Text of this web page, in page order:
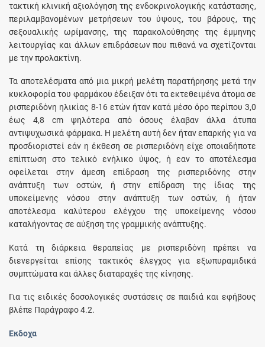
τακτική κλινική αξιολόγηση της ενδοκρινολογικής κατάστασης,
περιλαμβανομένων μετρήσεων του ύψους, του βάρους, της
σεξουαλικής ωρίμανσης, της παρακολούθησης της έμμηνης
λειτουργίας και άλλων επιδράσεων που πιθανά να σχετίζονται
με την προλακτίνη.
Τα αποτελέσματα από μια μικρή μελέτη παρατήρησης μετά την
κυκλοφορία του φαρμάκου έδειξαν ότι τα εκτεθειμένα άτομα σε
ρισπεριδόνη ηλικίας 8-16 ετών ήταν κατά μέσο όρο περίπου 3,0
έως 4,8 cm ψηλότερα από όσους έλαβαν άλλα άτυπα
αντιψυχωσικά φάρμακα. Η μελέτη αυτή δεν ήταν επαρκής για να
προσδιοριστεί εάν η έκθεση σε ρισπεριδόνη είχε οποιαδήποτε
επίπτωση στο τελικό ενήλικο ύψος, ή εαν το αποτέλεσμα
οφείλεται στην άμεση επίδραση της ρισπεριδόνης στην
ανάπτυξη των οστών, ή στην επίδραση της ίδιας της
υποκείμενης νόσου στην ανάπτυξη των οστών, ή ήταν
αποτέλεσμα καλύτερου ελέγχου της υποκείμενης νόσου
καταλήγοντας σε αύξηση της γραμμικής ανάπτυξης.
Κατά τη διάρκεια θεραπείας με ρισπεριδόνη πρέπει να
διενεργείται επίσης τακτικός έλεγχος για εξωπυραμιδικά
συμπτώματα και άλλες διαταραχές της κίνησης.
Για τις ειδικές δοσολογικές συστάσεις σε παιδιά και εφήβους
βλέπε Παράγραφο 4.2.
Έκδοχα